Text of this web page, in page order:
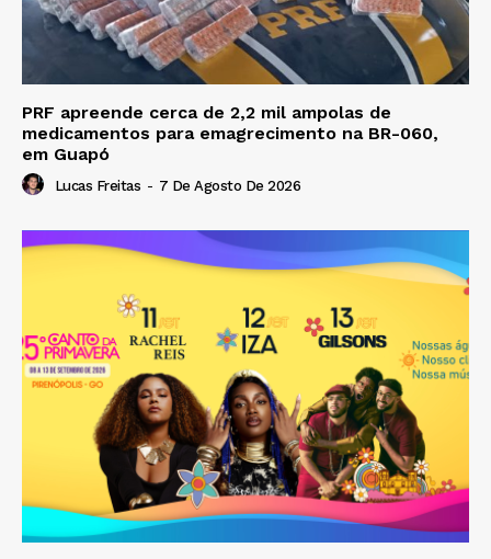
PRF apreende cerca de 2,2 mil ampolas de
medicamentos para emagrecimento na BR-060,
em Guapó
Lucas Freitas - 7 De Agosto De 2026